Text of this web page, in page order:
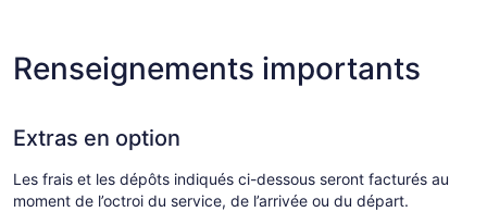
Renseignements importants
Extras en option
Les frais et les dépôts indiqués ci-dessous seront facturés au
moment de l’octroi du service, de l’arrivée ou du départ.